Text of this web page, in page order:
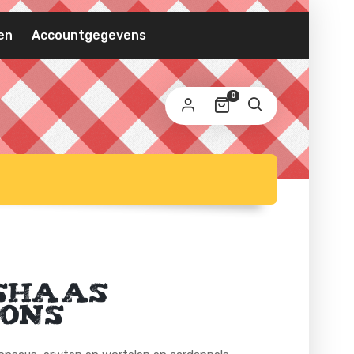
Accountgegevens
0
wordt een link om een nieuw wachtwoord in te
naar je e-mailadres verzonden.
persoonlijke gegevens worden gebruikt om uw ervaring